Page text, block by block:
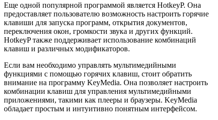
Еще одной популярной программой является HotkeyP. Она
предоставляет пользователю возможность настроить горячие
клавиши для запуска программ, открытия документов,
переключения окон, громкости звука и других функций.
HotkeyP также поддерживает использование комбинаций
клавиш и различных модификаторов.
Если вам необходимо управлять мультимедийными
функциями с помощью горячих клавиш, стоит обратить
внимание на программу KeyMedia. Она позволяет настроить
комбинации клавиш для управления мультимедийными
приложениями, такими как плееры и браузеры. KeyMedia
обладает простым и интуитивно понятным интерфейсом.